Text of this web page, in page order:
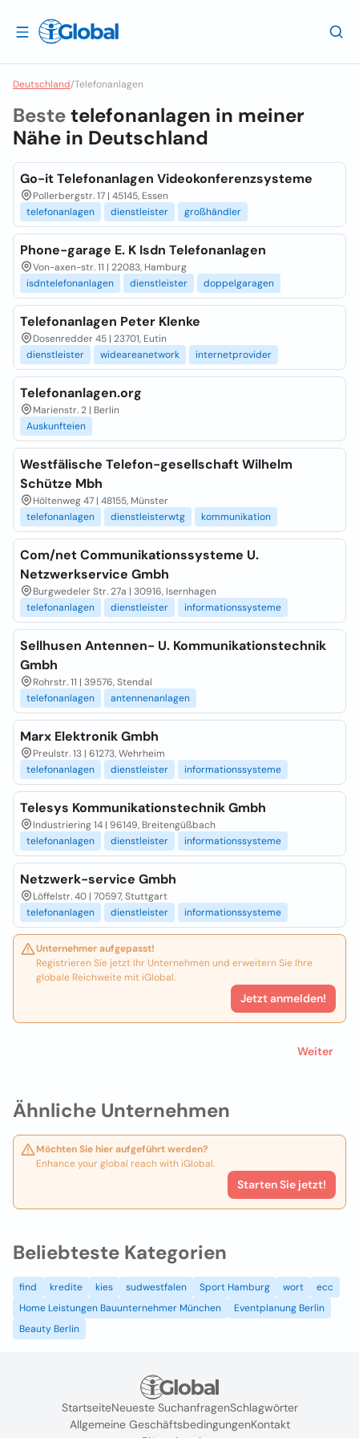
Deutschland/Telefonanlagen
Ähnliche Unternehmen
Möchten Sie hier aufgeführt werden?
Enhance your global reach with iGlobal.
Starten Sie jetzt!
Bestetelefonanlagen in meiner
Nähe in Deutschland
Go-it Telefonanlagen Videokonferenzsysteme
Pollerbergstr. 17 | 45145, Essen
telefonanlagen
dienstleister großhändler
Phone-garage E. K Isdn Telefonanlagen
Von-axen-str. 11 | 22083, Hamburg
isdntelefonanlagen
dienstleister doppelgaragen
Telefonanlagen Peter Klenke
Dosenredder 45 | 23701, Eutin
dienstleister
wideareanetwork internetprovider
Telefonanlagen.org
Marienstr. 2 | Berlin
Auskunfteien
Westfälische Telefon-gesellschaft Wilhelm
Schütze Mbh
Höltenweg 47 | 48155, Münster
telefonanlagen
dienstleisterwtg kommunikation
Com/net Communikationssysteme U.
Netzwerkservice Gmbh
Burgwedeler Str. 27a | 30916, Isernhagen
telefonanlagen
dienstleister informationssysteme
Sellhusen Antennen- U. Kommunikationstechnik
Gmbh
Rohrstr. 11 | 39576, Stendal
telefonanlagen
antennenanlagen
Marx Elektronik Gmbh
Preulstr. 13 | 61273, Wehrheim
telefonanlagen
dienstleister informationssysteme
Telesys Kommunikationstechnik Gmbh
Industriering 14 | 96149, Breitengüßbach
telefonanlagen
dienstleister informationssysteme
Netzwerk-service Gmbh
Löffelstr. 40 | 70597, Stuttgart
telefonanlagen
dienstleister informationssysteme
Unternehmer aufgepasst!
Registrieren Sie jetzt Ihr Unternehmen und erweitern Sie Ihre
globale Reichweite mit iGlobal.
Jetzt anmelden!
Weiter
Beliebteste Kategorien
find kredite kies sudwestfalen Sport Hamburg wort
ecc
Home Leistungen Bauunternehmer München
Eventplanung Berlin
Beauty Berlin
StartseiteNeueste SuchanfragenSchlagwörter
Allgemeine GeschäftsbedingungenKontakt